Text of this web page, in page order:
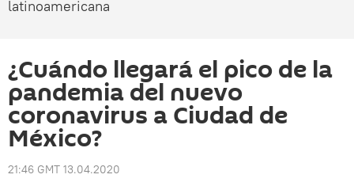
latinoamericana
¿Cuándo llegará el pico de la
pandemia del nuevo
coronavirus a Ciudad de
México?
21:46 GMT 13.04.2020